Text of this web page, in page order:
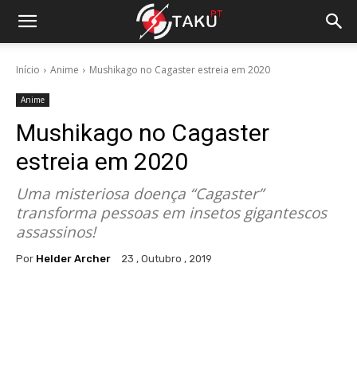
Início Anime Mushikago no Cagaster estreia em 2020
Anime
Mushikago no Cagaster
estreia em 2020
Uma misteriosa doença “Cagaster”
transforma pessoas em insetos gigantescos
assassinos!
Por Helder Archer 23 , Outubro , 2019